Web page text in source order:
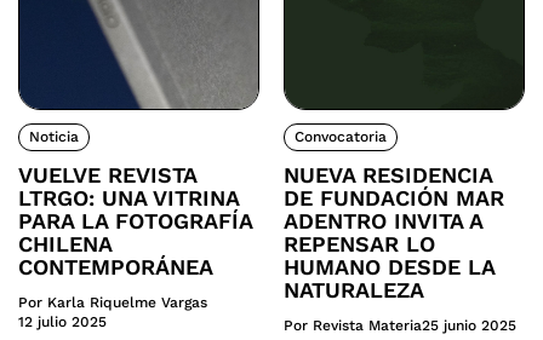
Noticia
VUELVE REVISTA
LTRGO: UNA VITRINA
PARA LA FOTOGRAFÍA
CHILENA
CONTEMPORÁNEA
Por Karla Riquelme Vargas
12 julio 2025
Convocatoria
NUEVA RESIDENCIA
DE FUNDACIÓN MAR
ADENTRO INVITA A
REPENSAR LO
HUMANO DESDE LA
NATURALEZA
Por Revista Materia25 junio 2025